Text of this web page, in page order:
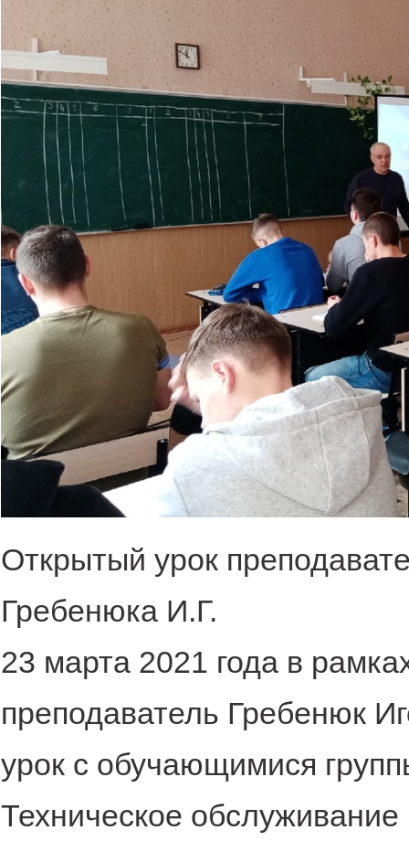
Открытый урок
Гребенюка И.Г.
23 марта 2021 года в
преподаватель Гребенюк
урок с обучающимися
Техническое